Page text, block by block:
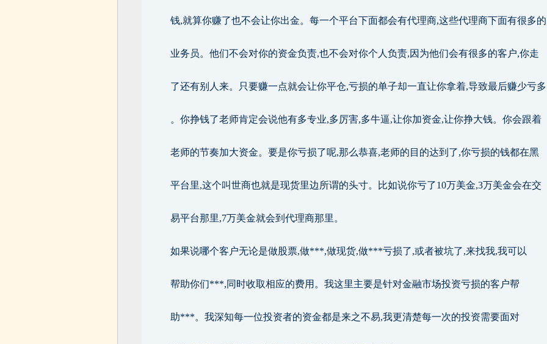
钱,就算你赚了也不会让你出金。每一个平台下面都会有代理商,这些代理商下面有很多的
业务员。他们不会对你的资金负责,也不会对你个人负责,因为他们会有很多的客户,你走
了还有别人来。只要赚一点就会让你平仓,亏损的单子却一直让你拿着,导致最后赚少亏多
。你挣钱了老师肯定会说他有多专业,多厉害,多牛逼,让你加资金,让你挣大钱。你会跟着
老师的节奏加大资金。要是你亏损了呢,那么恭喜,老师的目的达到了,你亏损的钱都在黑
平台里,这个叫世商也就是现货里边所谓的头寸。比如说你亏了10万美金,3万美金会在交
易平台那里,7万美金就会到代理商那里。
如果说哪个客户无论是做股票,做***,做现货,做***亏损了,或者被坑了,来找我,我可以
帮助你们***,同时收取相应的费用。我这里主要是针对金融市场投资亏损的客户帮
助***。我深知每一位投资者的资金都是来之不易,我更清楚每一次的投资需要面对